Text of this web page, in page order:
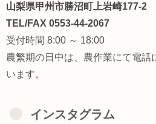
山梨県甲州市勝沼町上岩崎177-2
TEL/FAX 0553-44-2067
受付時間 8:00 ～ 18:00
農繁期の日中は、農作業にて電話
います。
インスタグラム